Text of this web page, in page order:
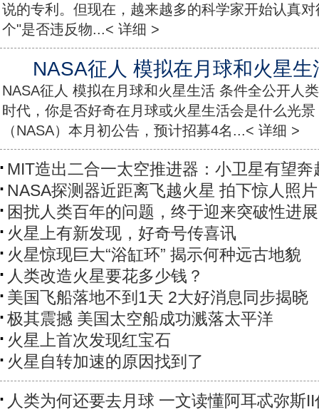
说的专利。但现在，越来越多的科学家开始认真
个"是否违反物...< 详细 >
NASA征人 模拟在月球和火星
NASA征人 模拟在月球和火星生活 条件全公开人
时代，你是否好奇在月球或火星生活会是什么光
（NASA）本月初公告，预计招募4名...< 详细 >
MIT造出二合一太空推进器：小卫星有望奔
NASA探测器近距离飞越火星 拍下惊人照片
困扰人类百年的问题，终于迎来突破性进展
火星上有新发现，好奇号传喜讯
火星惊现巨大“浴缸环” 揭示何种远古地貌
人类改造火星要花多少钱？
美国飞船落地不到1天 2大好消息同步揭晓
极其震撼 美国太空船成功溅落太平洋
火星上首次发现红宝石
火星自转加速的原因找到了
人类为何还要去月球 一文读懂阿耳忒弥斯II